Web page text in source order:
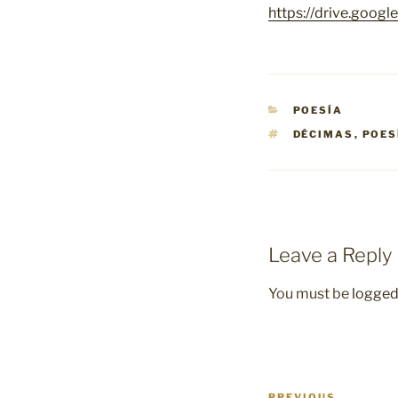
https://
CATEGORIES
POESÍA
TAGS
DÉCIMAS ,
Leave a Reply
You must be
Post